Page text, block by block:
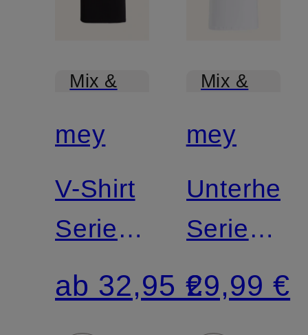
Mix &
mey
V-Shirt
Serie
SOFTWARE
ab 32,95 €
Mix &
mey
Serie
DRY
COTTON
29,99 €